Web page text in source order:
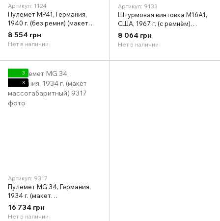
Артикул: 1124
Пулемет MP41, Германия,
1940 г. (без ремня) (макет
массогабаритный)
8 554 грн
Нет в наличии
Артикул: 9133
Штурмовая винтовка M16A1,
США, 1967 г. (с ремнём)
(макет массогабаритный)
8 064 грн
Нет в наличии
3
3
Артикул: 9317
Пулемет MG 34, Германия,
1934 г. (макет
массогабаритный)
16 734 грн
Нет в наличии